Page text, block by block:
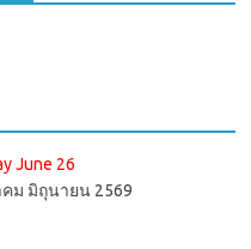
June 26
ม มิถุนายน 2569